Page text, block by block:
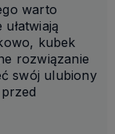
warto
kubek
rozwiązanie
swój ulubiony